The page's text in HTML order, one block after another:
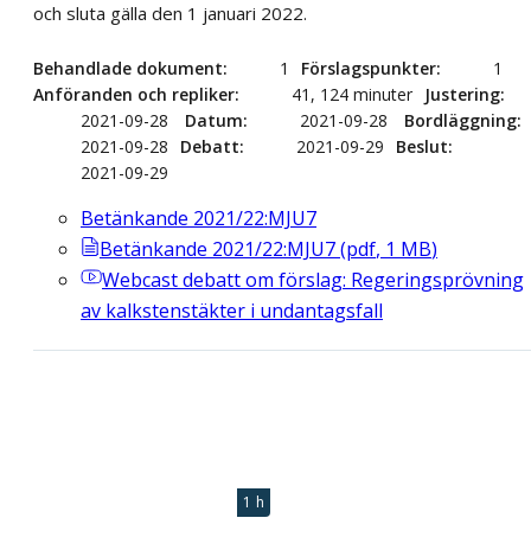
och sluta gälla den 1 januari 2022.
Behandlade dokument 1 Förslagspunkter
1
Anföranden och repliker
41, 124 minuter
Justering
2021-09-28
Datum 2021-09-28
Bordläggning
2021-09-28
Debatt 2021-09-29
Beslut
2021-09-29
Betänkande 2021/22:MJU7
Betänkande 2021/22:MJU7(pdf, 1 MB)
Webcastdebatt om förslag: Regeringsprövning
av kalkstenstäkter i undantagsfall
1 h